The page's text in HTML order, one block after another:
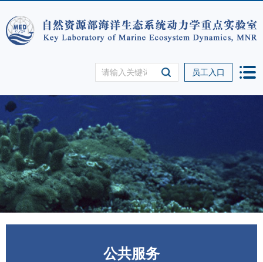
员工入口
公共服务